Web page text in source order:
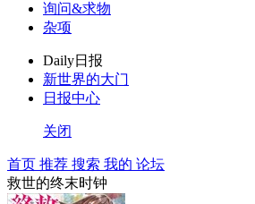
询问&求物
杂项
Daily日报
新世界的大门
日报中心
关闭
首页 推荐 搜索 我的 论坛
救世的终末时钟